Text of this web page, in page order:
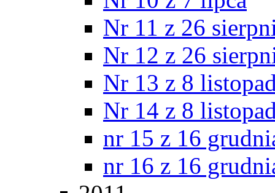
Nr 11 z 26
Nr 12 z 26
Nr 13 z 8
Nr 14 z 8
nr 15 z 16
nr 16 z 16